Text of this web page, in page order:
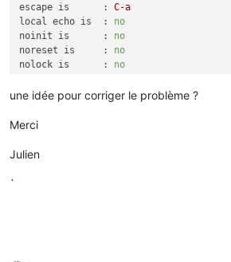
escape is      :
C-a
local echo is  :
no
noinit is      :
no
noreset is     :
no
nolock is      :
no
receive_cmd is :
rz -vv
omap is        :
une idée pour corriger le problème ?
Merci
Julien
`